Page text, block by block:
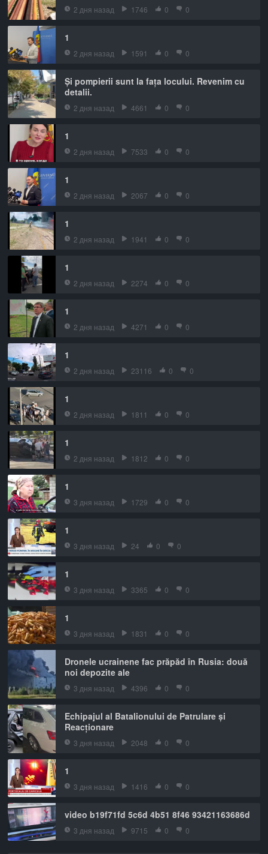
2 дня назад 1746 0 0
1
2 дня назад 1591 0 0
Și pompierii sunt la fața locului. Revenim cu
detalii.
2 дня назад 4661 0 0
1
2 дня назад 7533 0 0
1
2 дня назад 2067 0 0
1
2 дня назад 1941 0 0
1
2 дня назад 2274 0 0
1
2 дня назад 4271 0 0
1
2 дня назад 23116 0 0
1
2 дня назад 1811 0 0
1
2 дня назад 1812 0 0
1
3 дня назад 1729 0 0
1
3 дня назад 24 0 0
1
3 дня назад 3365 0 0
1
3 дня назад 1831 0 0
Dronele ucrainene fac prăpăd în Rusia: două
noi depozite ale
3 дня назад 4396 0 0
Echipajul al Batalionului de Patrulare și
Reacționare
3 дня назад 2048 0 0
1
3 дня назад 1416 0 0
video b19f71fd 5c6d 4b51 8f46 93421163686d
3 дня назад 9715 0 0